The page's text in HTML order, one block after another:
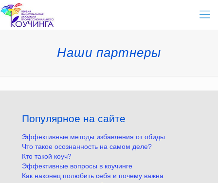
Наши партнеры
Популярное на сайте
Эффективные методы избавления от обиды
Что такое осознанность на самом деле?
Кто такой коуч?
Эффективные вопросы в коучинге
Как наконец полюбить себя и почему важна